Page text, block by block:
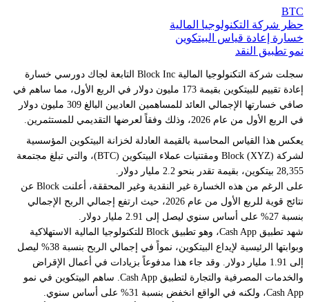
BTC
حظر شركة التكنولوجيا المالية
خسارة إعادة قياس البيتكوين
نمو تطبيق النقد
سجلت شركة التكنولوجيا المالية Block Inc التابعة لجاك دورسي خسارة
إعادة تقييم للبيتكوين بقيمة 173 مليون دولار في الربع الأول، مما ساهم في
صافي خسارتها الإجمالي العائد للمساهمين العاديين البالغ 309 مليون دولار
في الربع الأول من عام 2026، وذلك وفقاً لعرضها التقديمي للمستثمرين.
يعكس هذا القياس المحاسبة بالقيمة العادلة لخزانة البيتكوين المؤسسية
لشركة Block (XYZ) ومقتنيات عملاء البيتكوين (BTC)، والتي تبلغ مجتمعة
28,355 بيتكوين، بقيمة تقدر بنحو 2.2 مليار دولار.
على الرغم من هذه الخسارة غير النقدية وغير المحققة، أعلنت Block عن
نتائج قوية للربع الأول من عام 2026، حيث ارتفع إجمالي الربح الإجمالي
بنسبة 27% على أساس سنوي ليصل إلى 2.91 مليار دولار.
شهد تطبيق Cash App، وهو تطبيق Block للتكنولوجيا المالية الاستهلاكية
وبوابتها الرئيسية لإيداع البيتكوين، نمواً في إجمالي الربح بنسبة 38% ليصل
إلى 1.91 مليار دولار. وقد جاء هذا مدفوعاً بزيادات في أعمال الإقراض
والخدمات المصرفية والتجارة لتطبيق Cash App. ساهم البيتكوين في نمو
Cash App، ولكنه في الواقع انخفض بنسبة 31% على أساس سنوي.